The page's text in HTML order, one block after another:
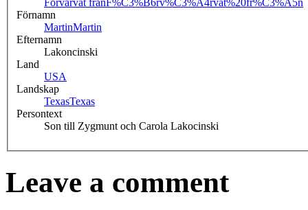
Förvärvat frånF%C3%B6rv%C3%A4rvat%20fr%C3%A5n
Förnamn
MartinMartin
Efternamn
Lakoncinski
Land
USA
Landskap
TexasTexas
Persontext
Son till Zygmunt och Carola Lakocinski
Leave a comment